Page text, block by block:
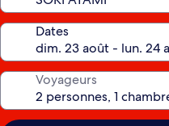
Dates
Voyageurs